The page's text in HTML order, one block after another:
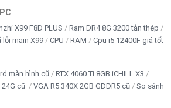
X99 F8D PLUS
Ram DR4 8G 3200 tản thép
lỗi main X99 CPU RAM Cpu i5 12400F giá tốt
màn hình cũ
RTX 4060 Ti 8GB iCHILL X3
24G cũ VGA R5 340X 2GB GDDR5 cũ
So sánh